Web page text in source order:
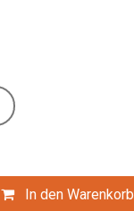
In den Warenkorb